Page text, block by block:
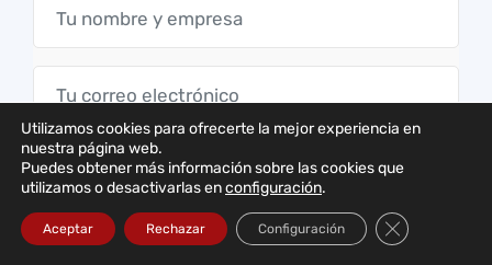
Utilizamos cookies para ofrecerte la mejor experiencia en
nuestra página web.
Puedes obtener más información sobre las cookies que
utilizamos o desactivarlas enconfiguración.
Aceptar Rechazar Configuración Cerrar el